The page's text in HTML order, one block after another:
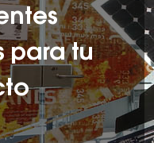
para tu